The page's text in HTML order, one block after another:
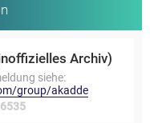
Archiv)
siehe:
group/akadde
6535